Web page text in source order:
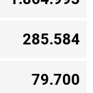
285.584
79.700